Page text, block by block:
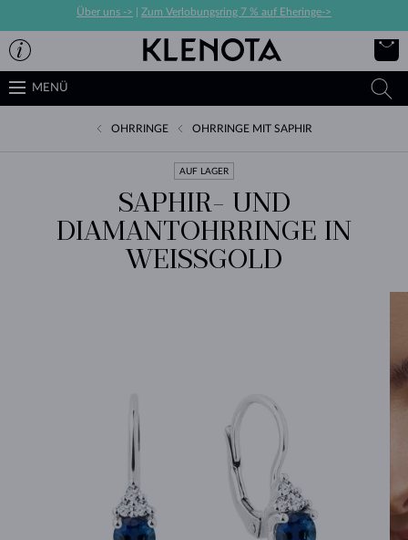
Über uns -> Zum Verlobungsring 7 % auf Eheringe->
MENÜ
OHRRINGE OHRRINGE MIT SAPHIR
AUF LAGER
SAPHIR- UND
DIAMANTOHRRINGE IN
WEISSGOLD